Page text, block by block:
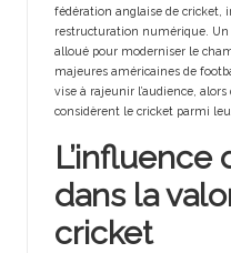
fédération anglaise de cricket,
restructuration numérique. Un
alloué pour moderniser le
majeures américaines de
vise à rajeunir l’audience,
considèrent le cricket parmi
L’influence
dans la
cricket